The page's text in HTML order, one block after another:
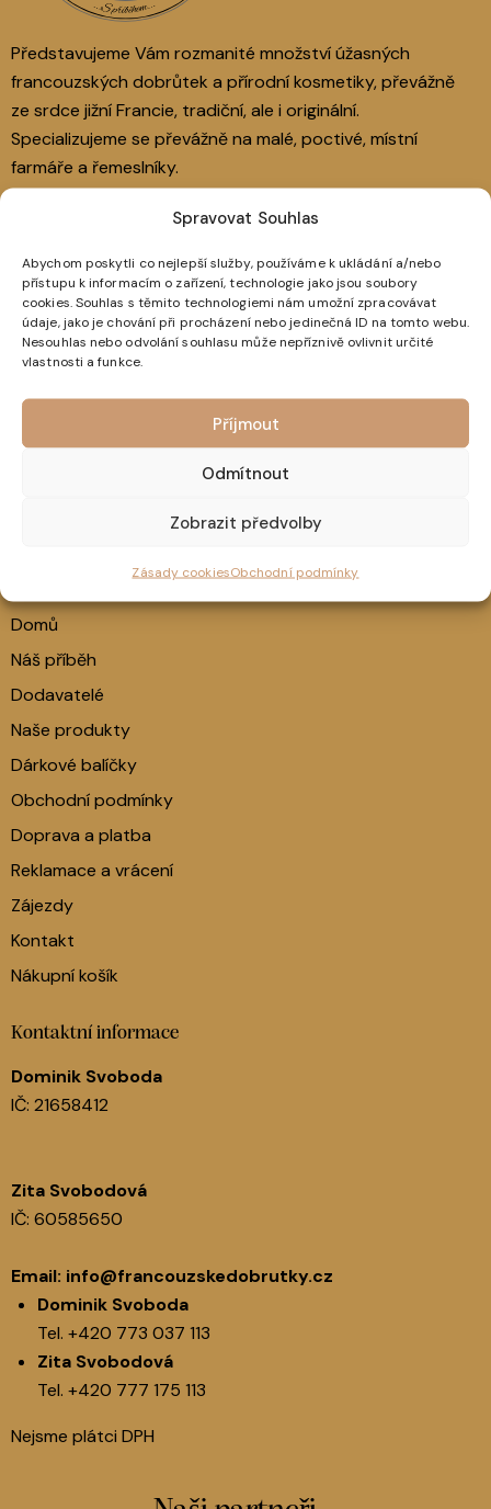
Spravovat Souhlas
Abychom poskytli co nejlepší služby, používáme k ukládání a/nebo
přístupu k informacím o zařízení, technologie jako jsou soubory
cookies. Souhlas s těmito technologiemi nám umožní zpracovávat
údaje, jako je chování při procházení nebo jedinečná ID na tomto webu.
Nesouhlas nebo odvolání souhlasu může nepříznivě ovlivnit určité
vlastnosti a funkce.
Příjmout
Odmítnout
Zobrazit předvolby
Zásady cookiesObchodní podmínky
Představujeme Vám rozmanité množství úžasných
francouzských dobrůtek a přírodní kosmetiky, převážně
ze srdce jižní Francie, tradiční, ale i originální.
Specializujeme se převážně na malé, poctivé, místní
farmáře a řemeslníky.
Adresa prodejny
Hybešova 38, 602 00 Brno
Otevírací doba prodejny
Po – 9:00 – 18:00
Domů
Náš příběh
Dodavatelé
Naše produkty
Dárkové balíčky
Obchodní podmínky
Doprava a platba
Reklamace a vrácení
Zájezdy
Kontakt
Nákupní košík
Kontaktní informace
Dominik Svoboda
IČ: 21658412
Zita Svobodová
IČ: 60585650
Email: info@francouzskedobrutky.cz
Dominik Svoboda
Tel. +420 773 037 113
Zita Svobodová
Tel. +420 777 175 113
Nejsme plátci DPH